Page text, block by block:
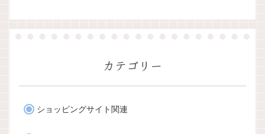
カテゴリー
ショッピングサイト関連